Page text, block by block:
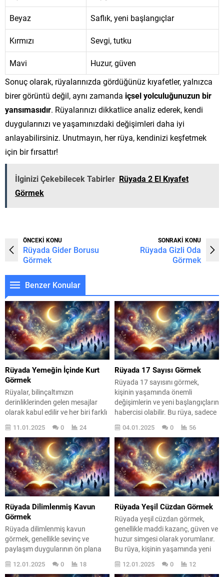
Beyaz Saflık, yeni başlangıçlar
Kırmızı Sevgi, tutku
Mavi
Huzur, güven
Sonuç olarak, rüyalarınızda gördüğünüz kıyafetler, yalnızca
birer görüntü değil, aynı zamanda içsel yolculuğunuzun bir
yansımasıdır. Rüyalarınızı dikkatlice analiz ederek, kendi
duygularınızı ve yaşamınızdaki değişimleri daha iyi
anlayabilirsiniz. Unutmayın, her rüya, kendinizi keşfetmek
için bir fırsattır!
İlginizi Çekebilecek Tabirler Rüyada 2 El Kıyafet
Görmek
ÖNCEKİ KONU
Rüyada Gider Borusu
Görmek
SONRAKİ KONU
Rüyada Gizli Oda
Görmek
Benzer Konular
Rüyada Yemeğin İçinde Kurt
Görmek
Rüyalar, bilinçaltımızın
derinliklerinden gelen mesajlar
olarak kabul edilir ve her biri farklı
anlamlar taşır. Yemeğin içinde
kurt görmek, rüya tabirleri
açısından oldukça ilginç bir
semboldür. Bu tür bir rüya,
genellikle içsel kaygılarımızı,
güvensizliklerimizi ve
karşılaştığımız zorlukları simgeler.
Peki, bu rüyanın arkasında yatan
gerçekler neler? Rüyada yemeğin
içinde kurt görmek, bireyin...
11.01.2025 0 24
Rüyada 17 Sayısı Görmek
Rüyada 17 sayısını görmek,
kişinin yaşamında önemli
değişimlerin ve yeni başlangıçların
habercisi olabilir. Bu rüya, sadece
bir sayıdan ibaret değil; aynı
zamanda kişinin içsel
yolculuğunun bir yansımasıdır.
Peki, bu rüyayı gördüğünüzde ne
yapmalısınız? Öncelikle, rüyaların
kişisel ve sembolik anlamlar
taşıdığını unutmamalısınız. 17
sayısı, birçok kültürde şans ve
fırsatlar ile ilişkilendirilir....
04.01.2025 0 56
Rüyada Dilimlenmiş Kavun
Görmek
Rüyada dilimlenmiş kavun
görmek, genellikle sevinç ve
paylaşım duygularının ön plana
çıktığı bir rüyadır. Bu tür rüyalar,
kişinin sosyal hayatındaki olumlu
12.01.2025 0 18
Rüyada Yeşil Cüzdan Görmek
Rüyada yeşil cüzdan görmek,
genellikle maddi kazanç, güven ve
huzur simgesi olarak yorumlanır.
Bu rüya, kişinin yaşamında yeni
fırsatların kapısını aralayabilir.
Rüyada yeşil cüzdan görmek,
12.01.2025 0 12